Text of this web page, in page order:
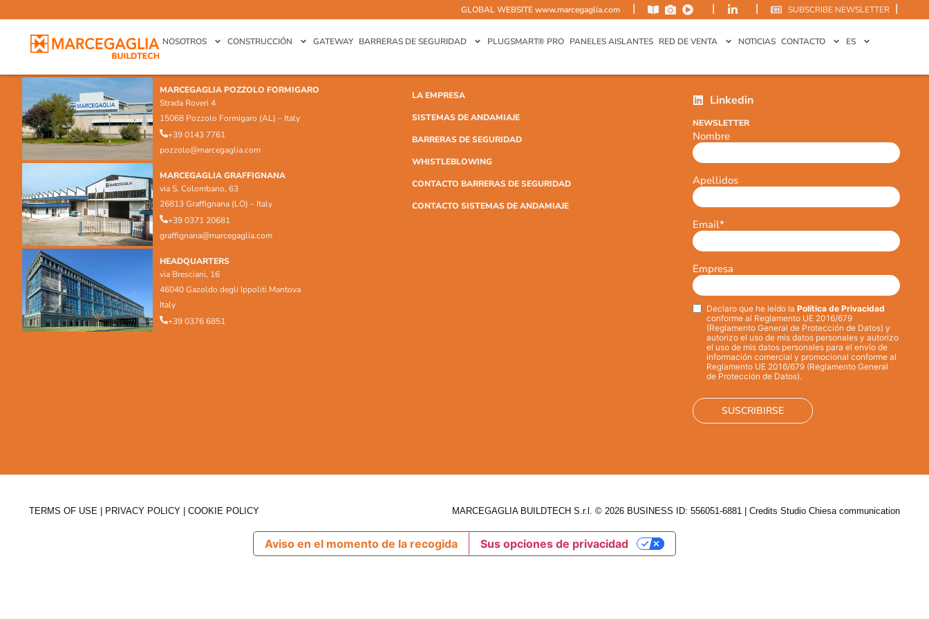
GLOBAL WEBSITEwww.marcegaglia.com | | | SUBSCRIBE NEWSLETTER |
NOSOTROS CONSTRUCCIÓN GATEWAY BARRERAS DE SEGURIDAD PLUGSMART® PRO PANELES AISLANTES RED DE VENTA NOTICIAS CONTACTO ES
MARCEGAGLIA POZZOLO FORMIGARO
Strada Roveri 4
15068 Pozzolo Formigaro (AL) – Italy
+39 0143 7761
pozzolo@marcegaglia.com
MARCEGAGLIA GRAFFIGNANA
via S. Colombano, 63
26813 Graffignana (LO) – Italy
+39 0371 20681
graffignana@marcegaglia.com
HEADQUARTERS
via Bresciani, 16
46040 Gazoldo degli Ippoliti Mantova
Italy
+39 0376 6851
LA EMPRESA
SISTEMAS DE ANDAMIAJE
BARRERAS DE SEGURIDAD
WHISTLEBLOWING
CONTACTO BARRERAS DE SEGURIDAD
CONTACTO SISTEMAS DE ANDAMIAJE
Linkedin
NEWSLETTER
Nombre
Apellidos
Email*
Empresa
Privacy*
Declaro que he leído la Política de Privacidad
conforme al Reglamento UE 2016/679
(Reglamento General de Protección de Datos) y
autorizo el uso de mis datos personales y autorizo
el uso de mis datos personales para el envío de
información comercial y promocional conforme al
Reglamento UE 2016/679 (Reglamento General
de Protección de Datos).
TERMS OF USE PRIVACY POLICY COOKIE POLICY MARCEGAGLIA BUILDTECH S.r.l. © 2026 BUSINESS ID: 556051-6881 | Credits Studio Chiesa communication
Aviso en el momento de la recogida Sus opciones de privacidad